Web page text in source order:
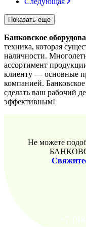
Показать еще
Банковское
техника, которая
наличности.
ассортимент
клиенту — основные
компанией.
сделать ваш рабочий
эффективным!
Не можете